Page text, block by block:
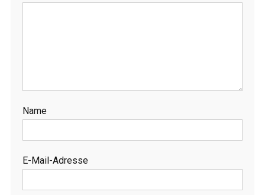
Name
E-Mail-Adresse